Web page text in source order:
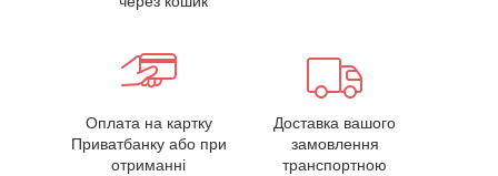
Оплата на картку
Приватбанку або при
отриманні
Доставка вашого
замовлення
транспортною